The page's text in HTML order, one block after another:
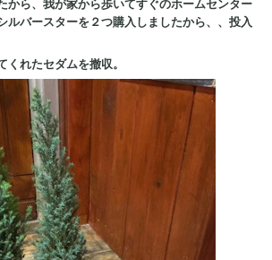
から、我が家から歩いてすぐのホームセンター
ルバースターを２つ購入しましたから、、投入
くれたセダムを撤収。